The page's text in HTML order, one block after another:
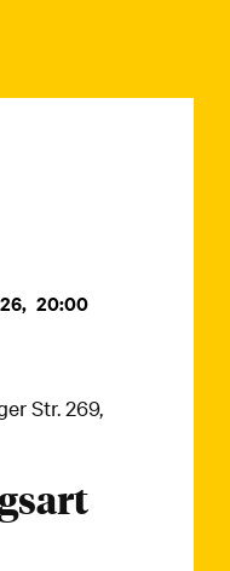
, 20:00
Str. 269,